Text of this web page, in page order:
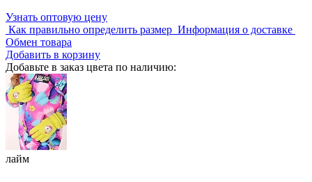
Узнать оптовую цену
Как правильно определить размер Информация о доставке
Обмен товара
Добавить в корзину
Добавьте в заказ цвета по наличию:
лайм